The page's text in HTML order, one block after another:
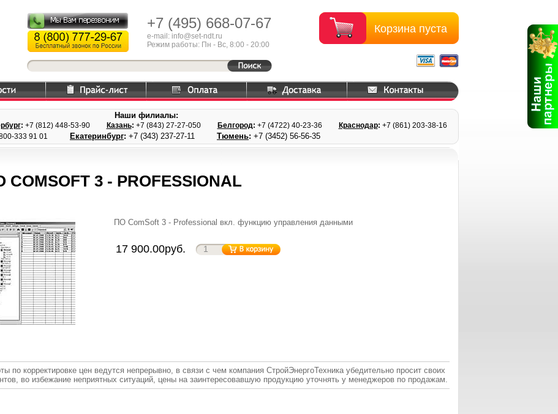
Корзина пуста
+7 (495) 668-07-67
e-mail: info@set-ndt.ru
Режим работы: Пн - Вс, 8:00 - 20:00
Наши филиалы:
: +7 (812) 448-53-90 Казань: +7 (843) 27-27-050 Белгород: +7 (4722) 40-23-36 Краснодар: +7 (861) 203-38-16
333 91 01 Екатеринбург: +7 (343) 237-27-11 Тюмень: +7 (3452) 56-56-35
COMSOFT 3 - PROFESSIONAL
ПО ComSoft 3 - Professional вкл. функцию управления данными
17 900.00руб.
по корректировке цен ведутся непрерывно, в связи с чем компания СтройЭнергоТехника убедительно просит своих
во избежание неприятных ситуаций, цены на заинтересовавшую продукцию уточнять у менеджеров по продажам.